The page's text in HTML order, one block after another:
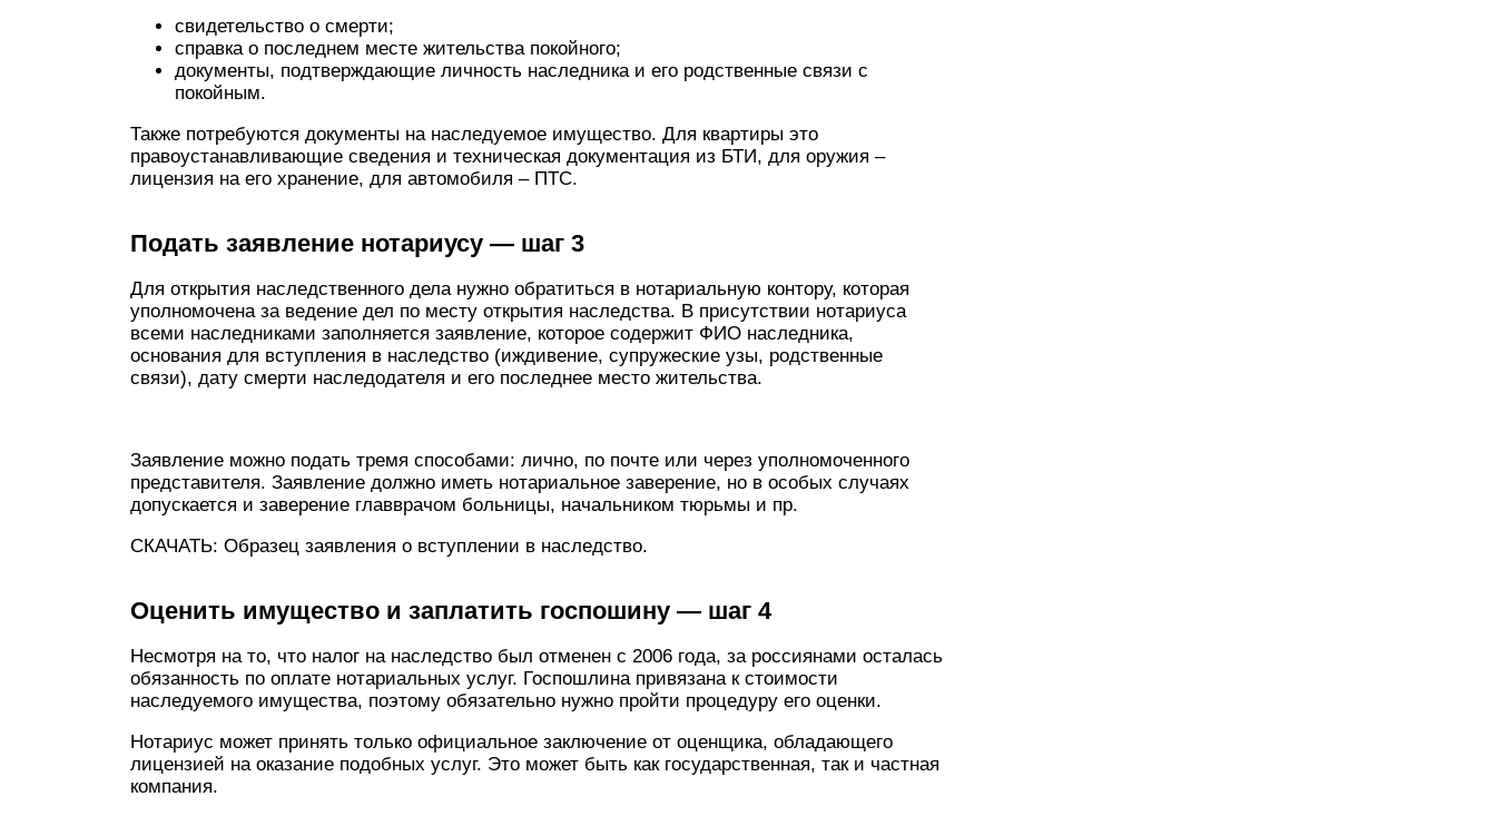
свидетельство о смерти;
справка о последнем месте жительства покойного;
документы, подтверждающие личность наследника и его родственные связи с
покойным.
Также потребуются документы на наследуемое имущество. Для квартиры это
правоустанавливающие сведения и техническая документация из БТИ, для оружия –
лицензия на его хранение, для автомобиля – ПТС.
Подать заявление нотариусу — шаг 3
Для открытия наследственного дела нужно обратиться в нотариальную контору, которая
уполномочена за ведение дел по месту открытия наследства. В присутствии нотариуса
всеми наследниками заполняется заявление, которое содержит ФИО наследника,
основания для вступления в наследство (иждивение, супружеские узы, родственные
связи), дату смерти наследодателя и его последнее место жительства.
Заявление можно подать тремя способами: лично, по почте или через уполномоченного
представителя. Заявление должно иметь нотариальное заверение, но в особых случаях
допускается и заверение главврачом больницы, начальником тюрьмы и пр.
СКАЧАТЬ: Образец заявления о вступлении в наследство.
Оценить имущество и заплатить госпошину — шаг 4
Несмотря на то, что налог на наследство был отменен с 2006 года, за россиянами осталась
обязанность по оплате нотариальных услуг. Госпошлина привязана к стоимости
наследуемого имущества, поэтому обязательно нужно пройти процедуру его оценки.
Нотариус может принять только официальное заключение от оценщика, обладающего
лицензией на оказание подобных услуг. Это может быть как государственная, так и частная
компания.